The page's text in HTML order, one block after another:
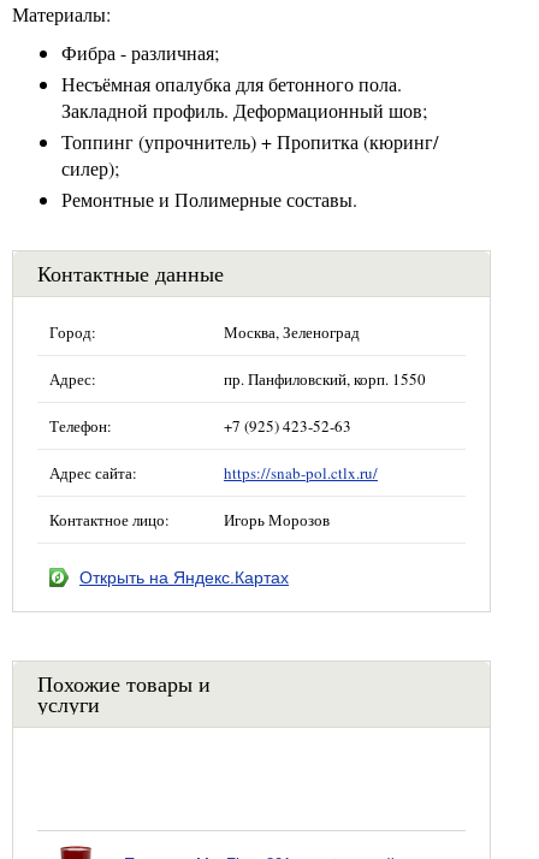
Материалы:
Фибра - различная;
Несъёмная опалубка для бетонного пола.
Закладной профиль. Деформационный шов;
Топпинг (упрочнитель) + Пропитка (кюринг/
силер);
Ремонтные и Полимерные составы.
Контактные данные
Город: Москва, Зеленоград
Адрес: пр. Панфиловский, корп. 1550
Телефон: +7 (925) 423-52-63
Адрес сайта: https://snab-pol.ctlx.ru/
Контактное лицо: Игорь Морозов
Открыть на Яндекс.Картах
Похожие товары и
услуги